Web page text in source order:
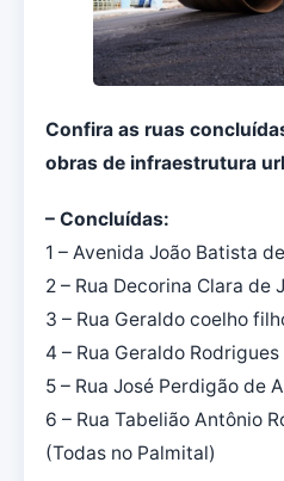
Confira as ruas
obras de infraestrutura
– Concluídas:
1 – Avenida João Batista
2 – Rua Decorina Clara de
3 – Rua Geraldo coelho
4 – Rua Geraldo Rodrigues
5 – Rua José Perdigão de
6 – Rua Tabelião Antônio
(Todas no Palmital)